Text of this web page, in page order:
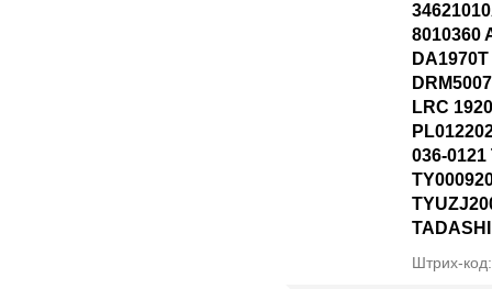
8010360
LRC
036-0121
TADASHI
Штрих-